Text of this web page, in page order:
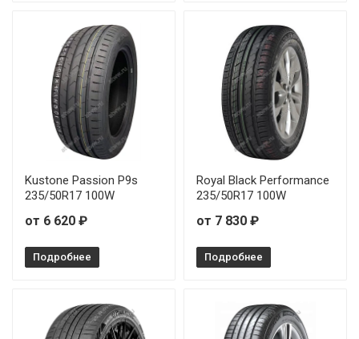
Kustone Passion P9s
235/50R17 100W
от 6 620 ₽
Подробнее
Royal Black Performance
235/50R17 100W
от 7 830 ₽
Подробнее